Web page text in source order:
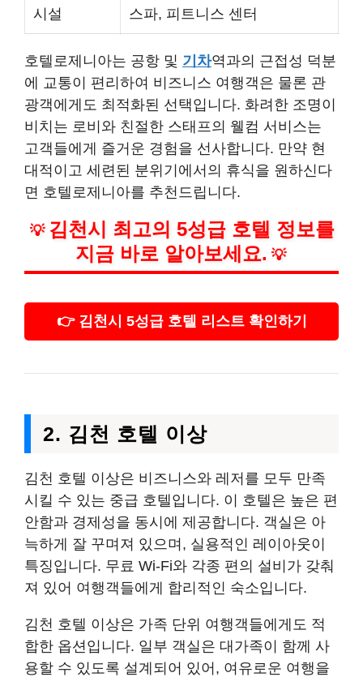
시설 스파, 피트니스 센터
호텔로제니아는 공항 및 기차역과의 근접성 덕분
에 교통이 편리하여 비즈니스 여행객은 물론 관
광객에게도 최적화된 선택입니다. 화려한 조명이
비치는 로비와 친절한 스태프의 웰컴 서비스는
고객들에게 즐거운 경험을 선사합니다. 만약 현
대적이고 세련된 분위기에서의 휴식을 원하신다
면 호텔로제니아를 추천드립니다.
💡 김천시 최고의 5성급 호텔 정보를
지금 바로 알아보세요. 💡
👉 김천시 5성급 호텔 리스트 확인하기
2. 김천 호텔 이상
김천 호텔 이상은 비즈니스와 레저를 모두 만족
시킬 수 있는 중급 호텔입니다. 이 호텔은 높은 편
안함과 경제성을 동시에 제공합니다. 객실은 아
늑하게 잘 꾸며져 있으며, 실용적인 레이아웃이
특징입니다. 무료 Wi-Fi와 각종 편의 설비가 갖춰
져 있어 여행객들에게 합리적인 숙소입니다.
김천 호텔 이상은 가족 단위 여행객들에게도 적
합한 옵션입니다. 일부 객실은 대가족이 함께 사
용할 수 있도록 설계되어 있어, 여유로운 여행을